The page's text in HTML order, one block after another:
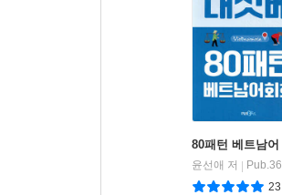
80패턴 베트남
윤선애 저
23